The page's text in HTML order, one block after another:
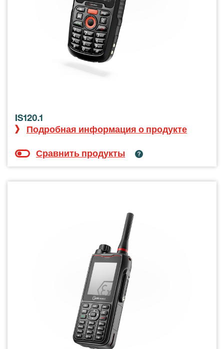
IS120.1
Подробная информация о продукте